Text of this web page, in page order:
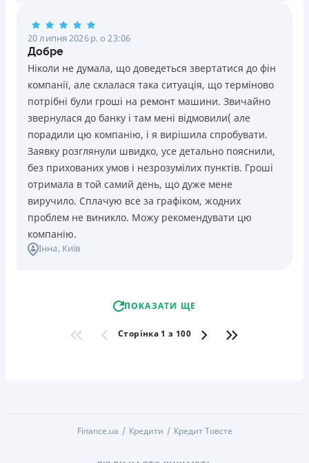
20 липня 2026 р. о 23:06
Добре
Ніколи не думала, що доведеться звертатися до фін
компанії, але склалася така ситуація, що терміново
потрібні були гроші на ремонт машини. Звичайно
звернулася до банку і там мені відмовили( але
порадили цю компанію, і я вирішила спробувати.
Заявку розглянули швидко, усе детально пояснили,
без прихованих умов і незрозумілих пунктів. Гроші
отримала в той самий день, що дуже мене
виручило. Сплачую все за графіком, жодних
проблем не виникло. Можу рекомендувати цю
компанію.
Інна, Київ
ПОКАЗАТИ ЩЕ
Сторінка 1 з 100
Finance.ua Кредити Кредит Товсте